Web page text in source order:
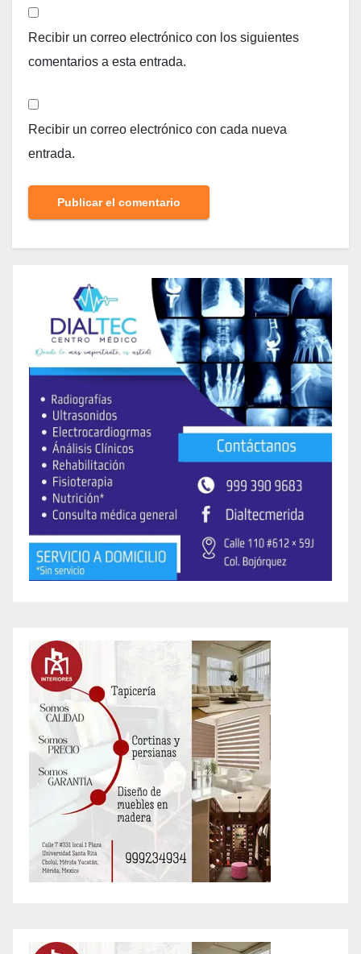
Recibir un correo electrónico con los siguientes
comentarios a esta entrada.
Recibir un correo electrónico con cada nueva
entrada.